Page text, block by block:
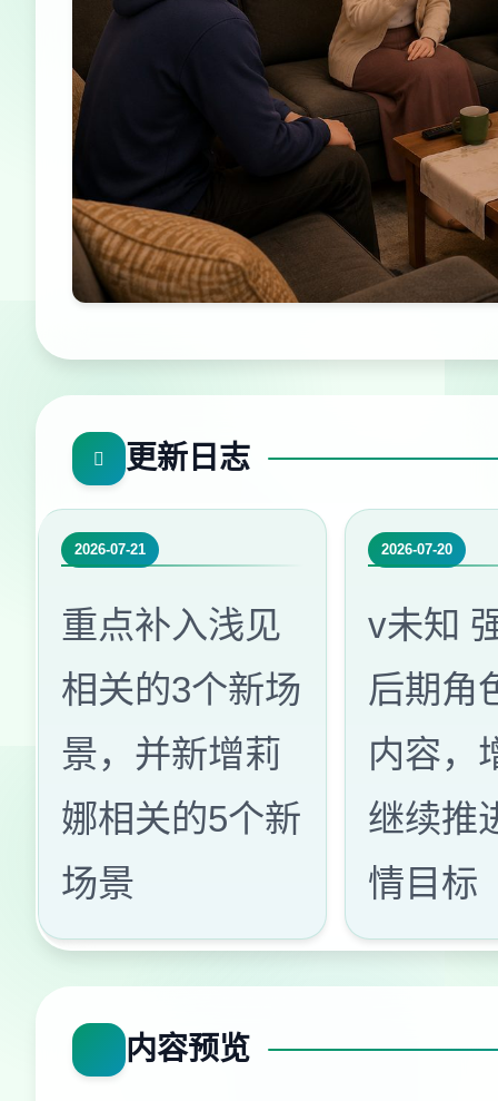
更新日志
2026-07-21
重点补入浅见
相关的3个新场
景，并新增莉
娜相关的5个新
场景
2026-07-20
v未知
后期角
内容，
继续推
情目标
内容预览